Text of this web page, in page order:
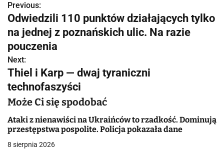
N
a
w
i
g
a
c
j
Previous:
Odwiedzili 110 punktów działających tylko
na jednej z poznańskich ulic. Na razie
pouczenia
Next:
Thiel i Karp — dwaj tyraniczni
technofaszyści
Może Ci się spodobać
Ataki z nienawiści na Ukraińców to rzadkość. Dominują
przestępstwa pospolite. Policja pokazała dane
8 sierpnia 2026